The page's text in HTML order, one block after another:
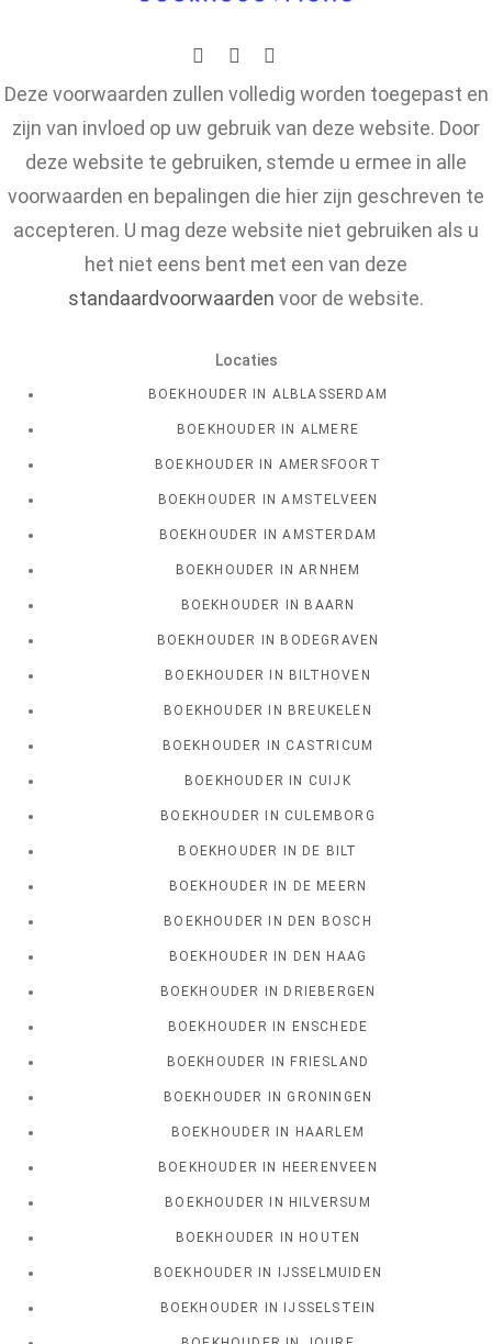
Deze voorwaarden zullen volledig worden toegepast en
zijn van invloed op uw gebruik van deze website. Door
deze website te gebruiken, stemde u ermee in alle
voorwaarden en bepalingen die hier zijn geschreven te
accepteren. U mag deze website niet gebruiken als u
het niet eens bent met een van deze
standaardvoorwaarden voor de website.
Locaties
BOEKHOUDER IN ALBLASSERDAM
BOEKHOUDER IN ALMERE
BOEKHOUDER IN AMERSFOORT
BOEKHOUDER IN AMSTELVEEN
BOEKHOUDER IN AMSTERDAM
BOEKHOUDER IN ARNHEM
BOEKHOUDER IN BAARN
BOEKHOUDER IN BODEGRAVEN
BOEKHOUDER IN BILTHOVEN
BOEKHOUDER IN BREUKELEN
BOEKHOUDER IN CASTRICUM
BOEKHOUDER IN CUIJK
BOEKHOUDER IN CULEMBORG
BOEKHOUDER IN DE BILT
BOEKHOUDER IN DE MEERN
BOEKHOUDER IN DEN BOSCH
BOEKHOUDER IN DEN HAAG
BOEKHOUDER IN DRIEBERGEN
BOEKHOUDER IN ENSCHEDE
BOEKHOUDER IN FRIESLAND
BOEKHOUDER IN GRONINGEN
BOEKHOUDER IN HAARLEM
BOEKHOUDER IN HEERENVEEN
BOEKHOUDER IN HILVERSUM
BOEKHOUDER IN HOUTEN
BOEKHOUDER IN IJSSELMUIDEN
BOEKHOUDER IN IJSSELSTEIN